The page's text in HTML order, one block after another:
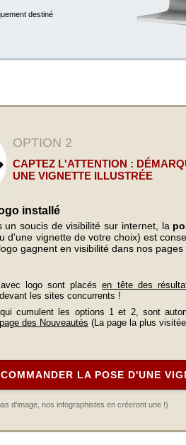
destiné
OPTION 2
CAPTEZ L'ATTENTION :
UNE VIGNETTE ILLUSTRÉE
installé
un soucis de visibilité sur internet, la
d'une vignette de votre choix) est
gagnent en visibilité dans nos pages
logo sont placésen tête des
devant les sites concurrents !
cumulent les options 1 et 2, sont
des Nouveautés (La page la plus
COMMANDER LA POSE D'UNE
d'image, nos infographistes en créeront une !)